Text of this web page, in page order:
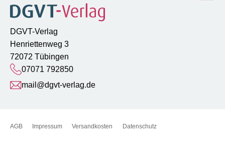
DGVT-Verlag
Henriettenweg 3
72072 Tübingen
07071 792850
mail@dgvt-verlag.de
AGB Impressum Versandkosten Datenschutz